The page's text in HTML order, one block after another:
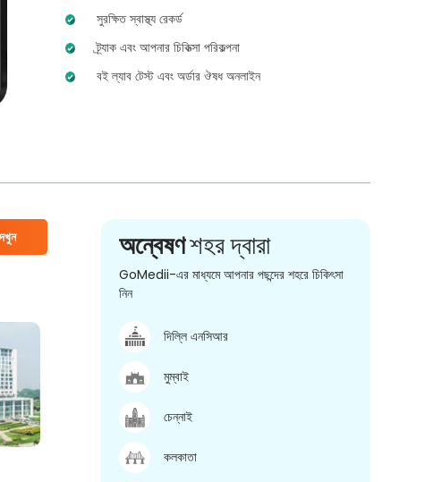
সুরক্ষিত স্বাস্থ্য রেকর্ড
ট্র্যাক এবং আপনার চিকিত্সা পরিকল্পনা
বই ল্যাব টেস্ট এবং অর্ডার ঔষধ অনলাইন
অন্বেষণশহর দ্বারা
GoMedii-এর মাধ্যমে আপনার পছন্দের শহরে চিকিৎসা
নিন
দিল্লি এনসিআর
মুম্বাই
চেন্নাই
কলকাতা